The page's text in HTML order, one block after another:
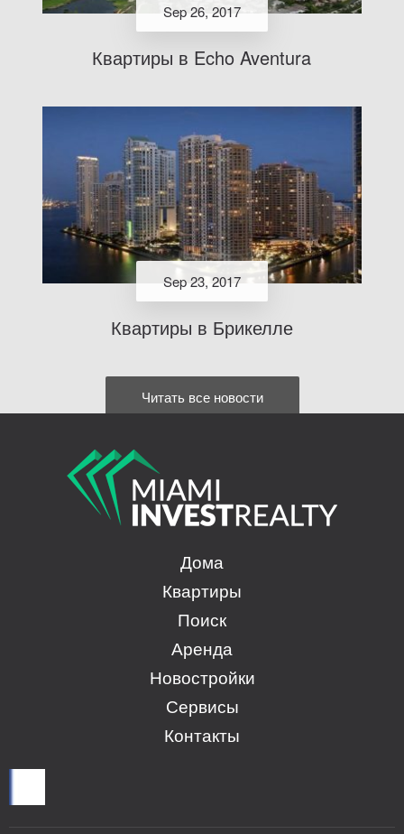
Sep 26, 2017
Квартиры в Echo Aventura
Sep 23, 2017
Квартиры в Брикелле
Читать все новости
Дома
Квартиры
Поиск
Аренда
Новостройки
Сервисы
Контакты